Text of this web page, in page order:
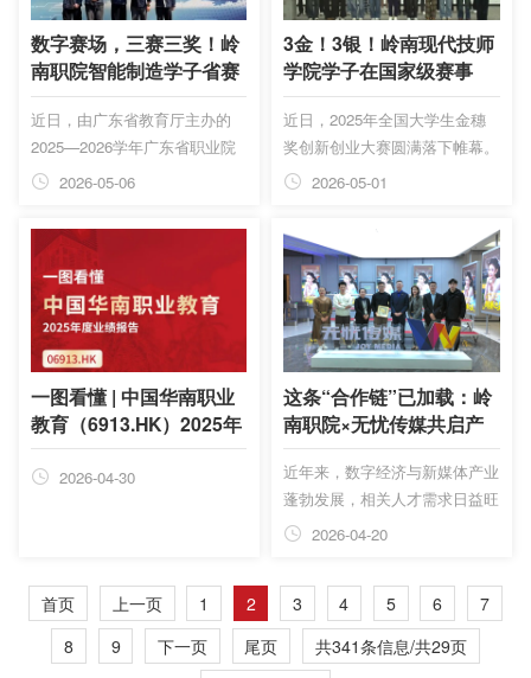
力持续提升，不再是“不得已”的
选择，而是成为学生技能立身、
升学有路、就业有方的成长赛
道。在中国华南职业教育集团旗
下广东岭南职业技术学院与广东
岭南现...
数字赛场，三赛三奖！岭
南职院智能制造学子省赛
展锋芒
近日，由广东省教育厅主办的
2025—2026学年广东省职业院
校学生专业技能大赛多项赛事圆
智能制造学院（弘毅书院）选派
的多支参赛队伍在激烈的竞争中
脱颖而出，分别在数字化设计与
制造赛项、生产单元数字化改造
赛项以及模具数字化设计与制造
工艺赛项中荣获二等奖、三等奖
及二等奖各一项，充分彰显了学
院在智能制造领域人才培养的丰
硕成果。
2026-05-06
3金！3银！岭南现代技师
学院学子在国家级赛事
中“种”出满园金穗
近日，2025年全国大学生金穗
奖创新创业大赛圆满落下帷幕。
广东岭南现代技师学院电子商务
从全国千余件参赛作品中脱颖而
出，在国家级赛事中斩获3项金
奖、3项银奖、2项铜奖，以及
多项优秀奖的亮眼佳绩，用专业
实力书写青春答卷，充分展现岭
南学子扎实的专业素养与卓越的
创新创业风采！
2026-05-01
一图看懂 | 中国华南职业
教育（6913.HK）2025年
度业绩报告
2026-04-30
这条“合作链”已加载：岭
南职院×无忧传媒共启产
教融合新模式
近年来，数字经济与新媒体产业
蓬勃发展，相关人才需求日益旺
盛。广东岭南职业技术学院也一
趋势，把传播与策划、网络直播
与运营等专业做实、做特。
2026年4月14日，学校执行校长
李峻、副校长翟树芹带队赴杭州
2026-04-20
首页 上一页 1 2 3 4 5 6
7
8
9 下一页 尾页
共341条信息/共29页